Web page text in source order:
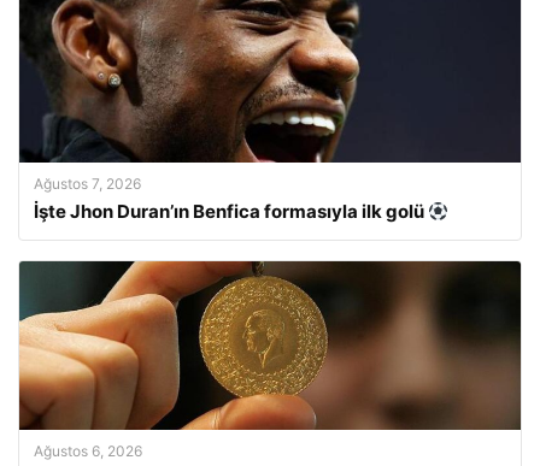
Ağustos 7, 2026
İşte Jhon Duran’ın Benfica formasıyla ilk golü
Ağustos 6, 2026